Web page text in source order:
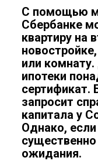
С помощью
Сбербанке
квартиру на
или
ипотеки
сертификат.
запросит
капитала у
Однако, если
ожидания.